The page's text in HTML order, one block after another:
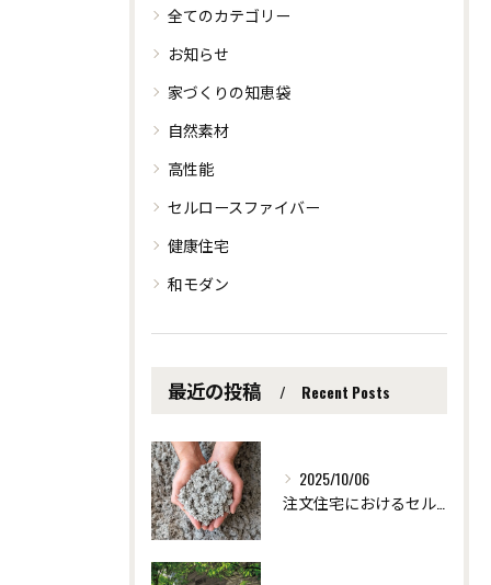
全てのカテゴリー
お知らせ
家づくりの知恵袋
自然素材
高性能
セルロースファイバー
健康住宅
和モダン
最近の投稿 Recent Posts
2025/10/06